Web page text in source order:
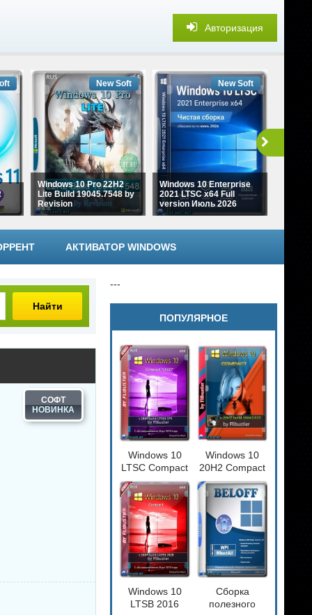
Авторизация
Windows 10 Pro 22H2
Lite Build 19045.7548 by
Revision
New Soft
Windows 10 Enterprise
2021 LTSC x64 Full
version Июль 2026
New Soft
АКТИВАТОР WINDOWS
Найти
СОФТ
---
ПОПУЛЯРНОЕ
Windows 10
LTSC Compact
[17763.379]
Windows 10
20H2 Compact
[19042.610]
(x64) by
Windows 10
LTSB 2016
Сборка
полезного